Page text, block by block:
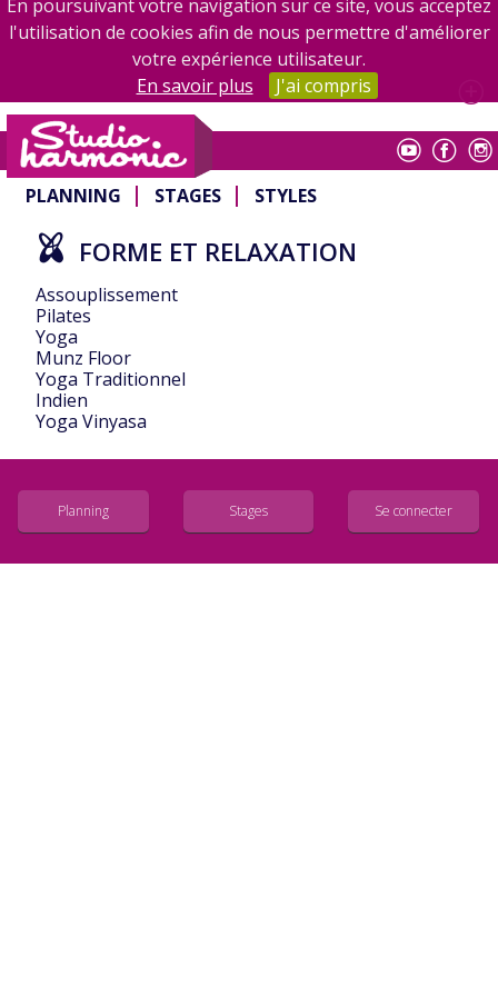
En poursuivant votre navigation sur ce site, vous acceptez
l'utilisation de cookies afin de nous permettre d'améliorer
votre expérience utilisateur.
En savoir plus
J'ai compris
Studio Harmonic
PLANNING STAGES STYLES
FORME ET RELAXATION
Assouplissement
Pilates
Yoga
Munz Floor
Yoga Traditionnel
Indien
Yoga Vinyasa
Planning Stages Se connecter